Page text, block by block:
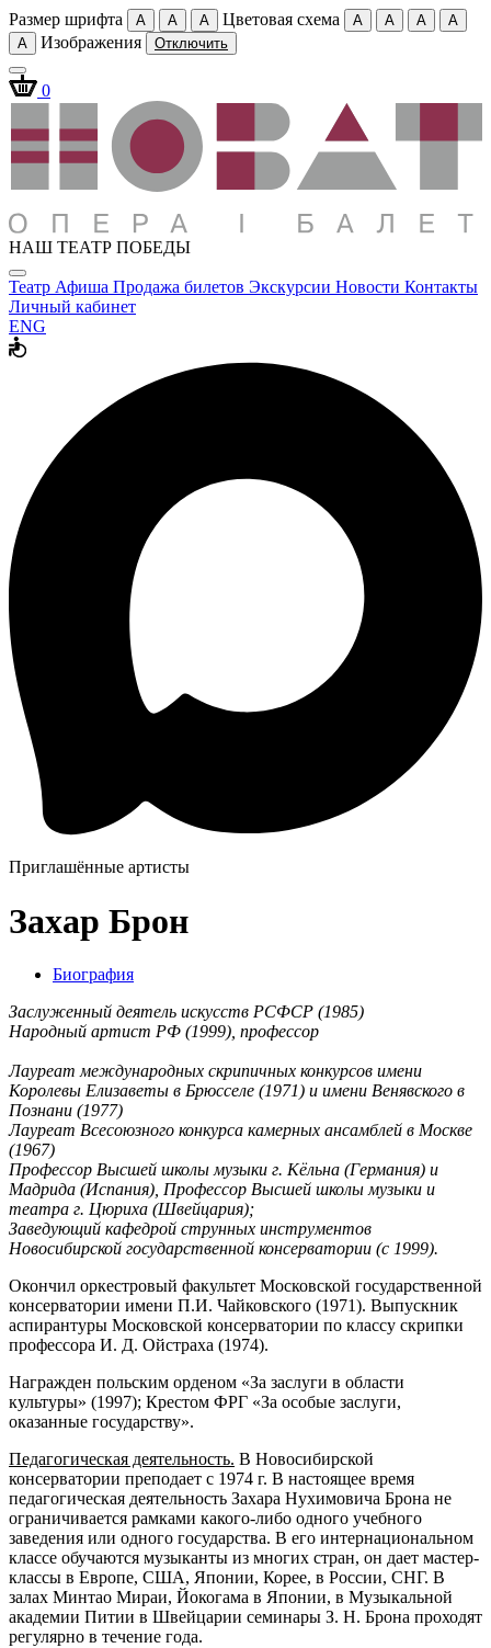
Размер шрифта A A A Цветовая схема A A A
A
A
Изображения Отключить
0
НАШ ТЕАТР ПОБЕДЫ
Театр Афиша Продажа билетов Экскурсии Новости Контакты
Личный кабинет
ENG
Приглашённые артисты
Захар Брон
Биография
Заслуженный деятель искусств РСФСР (1985)
Народный артист РФ (1999), профессор
Лауреат международных скрипичных конкурсов имени
Королевы Елизаветы в Брюсселе (1971) и имени Венявского в
Познани (1977)
Лауреат Всесоюзного конкурса камерных ансамблей в Москве
(1967)
Профессор Высшей школы музыки г. Кёльна (Германия) и
Мадрида (Испания), Профессор Высшей школы музыки и
театра г. Цюриха (Швейцария);
Заведующий кафедрой струнных инструментов
Новосибирской государственной консерватории (с 1999).
Окончил оркестровый факультет Московской государственной
консерватории имени П.И. Чайковского (1971). Выпускник
аспирантуры Московской консерватории по классу скрипки
профессора И. Д. Ойстраха (1974).
Награжден польским орденом «За заслуги в области
культуры» (1997); Крестом ФРГ «За особые заслуги,
оказанные государству».
Педагогическая деятельность. В Новосибирской
консерватории преподает с 1974 г. В настоящее время
педагогическая деятельность Захара Нухимовича Брона не
ограничивается рамками какого-либо одного учебного
заведения или одного государства. В его интернациональном
классе обучаются музыканты из многих стран, он дает мастер-
классы в Европе, США, Японии, Корее, в России, СНГ. В
залах Минтао Мираи, Йокогама в Японии, в Музыкальной
академии Питии в Швейцарии семинары З. Н. Брона проходят
регулярно в течение года.